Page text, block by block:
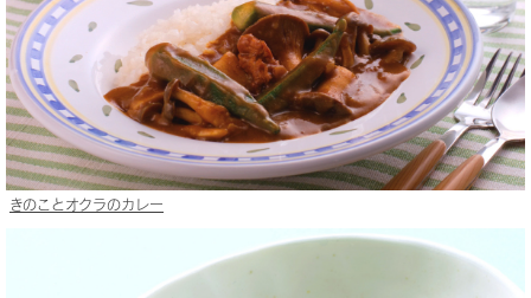
きのことオクラのカレー